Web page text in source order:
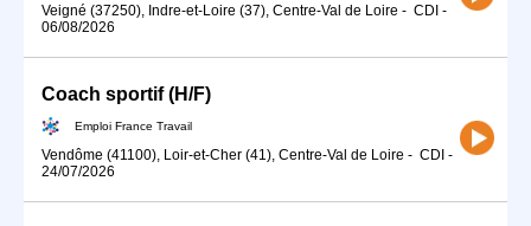
Veigné (37250), Indre-et-Loire (37), Centre-Val de Loire - CDI -
06/08/2026
Coach sportif (H/F)
Emploi France Travail
Vendôme (41100), Loir-et-Cher (41), Centre-Val de Loire - CDI -
24/07/2026